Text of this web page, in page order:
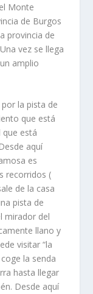
Monte
de Burgos
provincia de
vez se llega
amplio
la pista de
que está
que está
aquí
es
recorridos (
de la casa
pista de
mirador del
llano y
visitar “la
la senda
hasta llegar
Desde aquí